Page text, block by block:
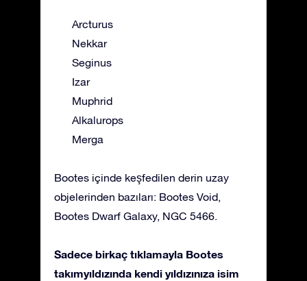
Arcturus
Nekkar
Seginus
Izar
Muphrid
Alkalurops
Merga
Bootes içinde keşfedilen derin uzay
objelerinden bazıları: Bootes Void,
Bootes Dwarf Galaxy, NGC 5466.
Sadece birkaç tıklamayla Bootes
takımyıldızında kendi yıldızınıza isim